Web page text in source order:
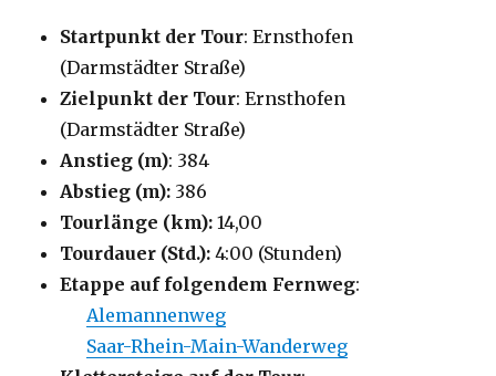
Startpunkt der Tour: Ernsthofen
(Darmstädter Straße)
Zielpunkt der Tour: Ernsthofen
(Darmstädter Straße)
Anstieg (m): 384
Abstieg (m): 386
Tourlänge (km):14,00
Tourdauer (Std.): 4:00 (Stunden)
Etappe auf folgendem Fernweg:
Alemannenweg
Saar-Rhein-Main-Wanderweg